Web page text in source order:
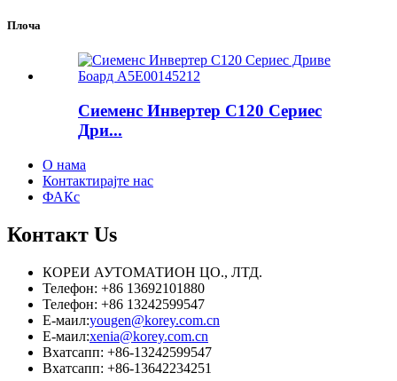
Плоча
Сиеменс Инвертер С120 Сериес
Дри...
О нама
Контактирајте нас
ФАКс
Контакт Us
КОРЕИ АУТОМАТИОН ЦО., ЛТД.
Телефон: +86 13692101880
Телефон: +86 13242599547
Е-маил:yougen@korey.com.cn
Е-маил:xenia@korey.com.cn
Вхатсапп: +86-13242599547
Вхатсапп: +86-13642234251